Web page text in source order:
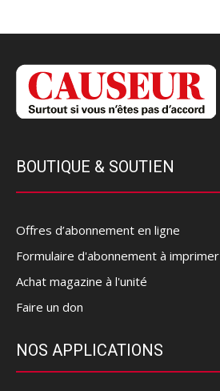
BOUTIQUE & SOUTIEN
Offres d’abonnement en ligne
Formulaire d'abonnement à imprimer
Achat magazine à l'unité
Faire un don
NOS APPLICATIONS